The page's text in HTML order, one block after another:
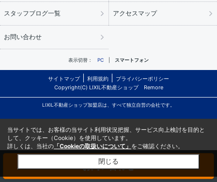
お問い合わせ
スタッフブログ一覧 アクセスマップ
お問い合わせ
表示切替： PC スマートフォン
サイトマップ 利用規約
プライバシーポリシー
Copyright(C) LIXIL不動産ショップ Remore
LIXIL不動産ショップ加盟店は、すべて独立自営の会社です。
当サイトでは、お客様の当サイト利用状況把握、サービス向上検討を目的と
して、クッキー（Cookie）を使用しています。
詳しくは、当社の 「Cookieの取扱いについて」 をご確認ください。
閉じる